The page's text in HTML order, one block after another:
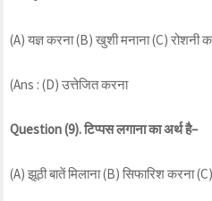
(A) यज्ञ करना (B) खुशी मनाना (C) रोशनी
(Ans : (D) उत्तेजित करना
Question (9). टिप्पस लगाना का अर्थ है–
(A) झूठी बातें मिलाना (B) सिफारिश करना